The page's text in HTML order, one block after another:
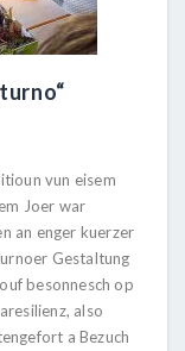
vun eisem
Joer war
an enger kuerzer
Gestaltung
besonnesch op
also
a Bezuch